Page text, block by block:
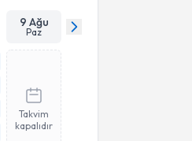
9 Ağu
Paz
Takvim
kapalıdır